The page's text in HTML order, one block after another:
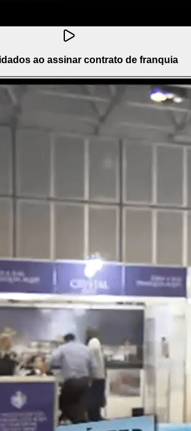
ao assinar contrato de franquia